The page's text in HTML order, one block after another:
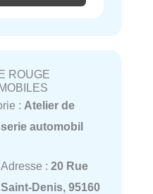
ROUGE
: Atelier de
automobil
Adresse : 20 Rue
Saint-Denis, 95160